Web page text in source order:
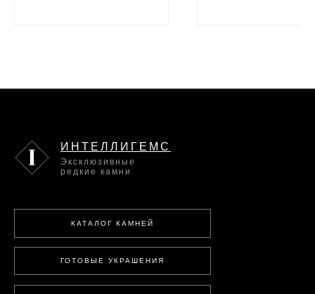
КАТАЛОГ КАМНЕЙ
ГОТОВЫЕ УКРАШЕНИЯ
Эксклюзивные
редкие камни
ИНТЕЛЛИГЕМС